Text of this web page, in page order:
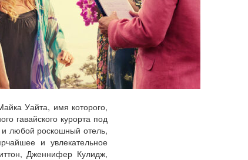
Уайта, имя которого,
гавайского курорта под
любой роскошный отель,
и увлекательное
Дженнифер Кулидж,